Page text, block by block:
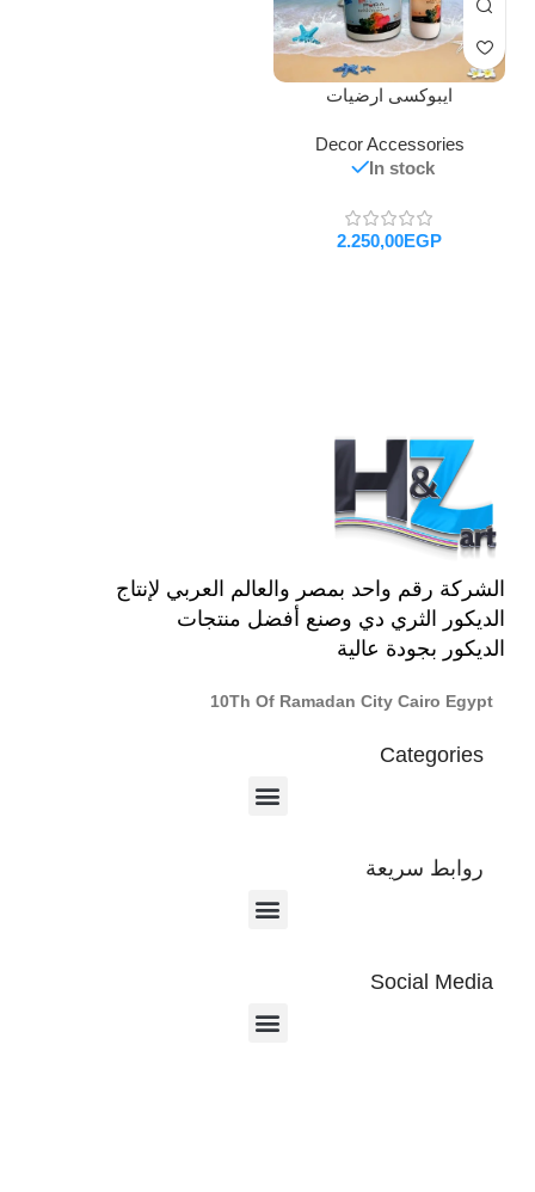
ايبوكسى ارضيات
Decor Accessories
In stock
EGP
الشركة رقم واحد بمصر والعالم العربي لإنتاج
الديكور الثري دي وصنع أفضل منتجات
الديكور بجودة عالية
10Th Of Ramadan City Cairo Egypt
Categories
روابط سريعة
Social Media